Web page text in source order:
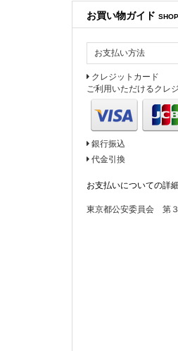
お買い物ガイド
お支払い方法
クレジットカード
ご利用いただけるクレ
銀行振込
代金引換
お支払いについての詳
東京都公安委員会 第